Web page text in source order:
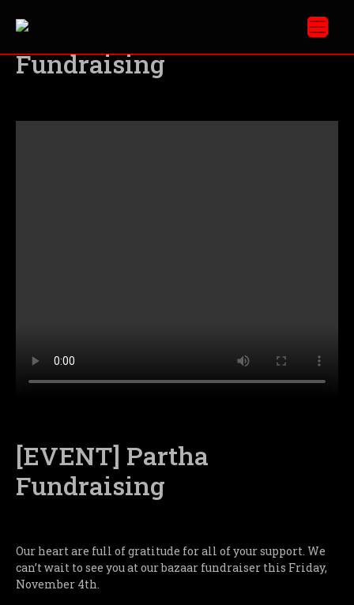
[VIDEO] Partha
Fundraising
[EVENT] Partha
Fundraising
Our heart are full of gratitude for all of your support. We
can’t wait to see you at our bazaar fundraiser this Friday,
November 4th.